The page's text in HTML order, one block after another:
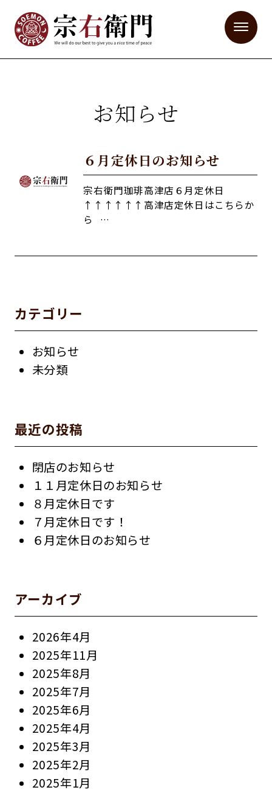
お知らせ
６月定休日のお知らせ
宗右衛門珈琲高津店６月定休日
↑↑↑↑↑↑高津店定休日はこちらか
ら …
カテゴリー
お知らせ
未分類
最近の投稿
閉店のお知らせ
１１月定休日のお知らせ
８月定休日です
７月定休日です！
６月定休日のお知らせ
アーカイブ
2026年4月
2025年11月
2025年8月
2025年7月
2025年6月
2025年4月
2025年3月
2025年2月
2025年1月